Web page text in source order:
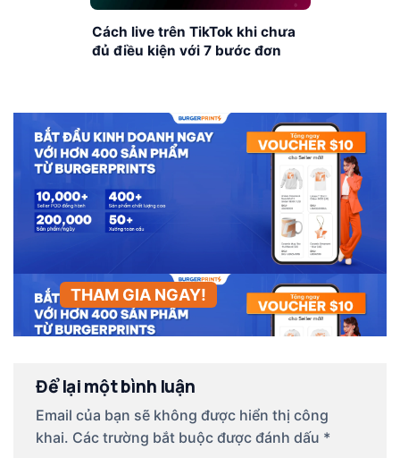
Cách live trên TikTok khi chưa
đủ điều kiện với 7 bước đơn
THAM GIA NGAY!
Để lại một bình luận
Email của bạn sẽ không được hiển thị công
khai. Các trường bắt buộc được đánh dấu *